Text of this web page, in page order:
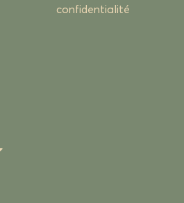
confidentialité